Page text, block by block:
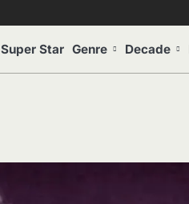
Super Star Genre Decade